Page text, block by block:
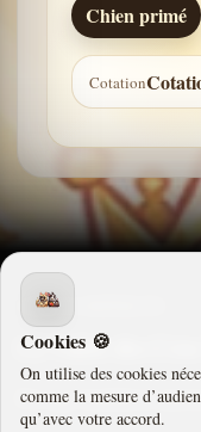
Chien primé
Cotation
Cookies 🍪
On utilise des cookies
comme la mesure
qu’avec votre accord.
CROCS-MINILUS
La Vallée des Cros
Élevage familial et